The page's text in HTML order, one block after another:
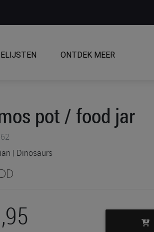
ONTDEK MEER
pot / food jar
| Dinosaurs